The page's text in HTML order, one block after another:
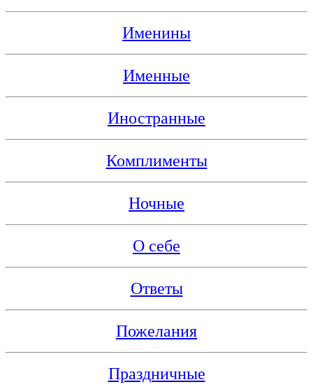
Именины
Именные
Иностранные
Комплименты
Ночные
О себе
Ответы
Пожелания
Праздничные